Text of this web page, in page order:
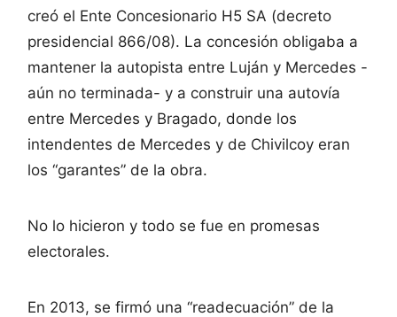
creó el Ente Concesionario H5 SA (decreto
presidencial 866/08). La concesión obligaba a
mantener la autopista entre Luján y Mercedes -
aún no terminada- y a construir una autovía
entre Mercedes y Bragado, donde los
intendentes de Mercedes y de Chivilcoy eran
los “garantes” de la obra.
No lo hicieron y todo se fue en promesas
electorales.
En 2013, se firmó una “readecuación” de la